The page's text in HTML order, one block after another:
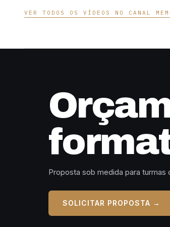
VER TODOS OS VÍDEOS NO CANAL
Proposta sob medida para
SOLICITAR PROPOSTA →